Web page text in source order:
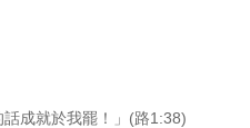
話成就於我罷！」(路1:38)